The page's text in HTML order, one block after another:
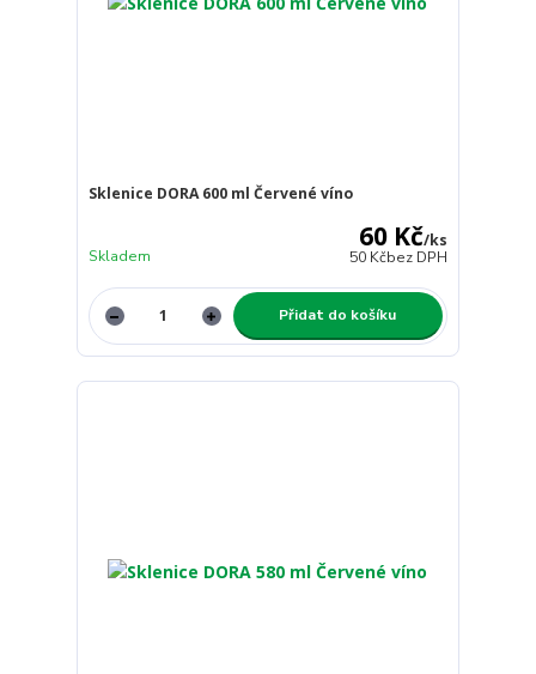
Sklenice DORA 600 ml Červené víno
60 Kč/ks
50 Kčbez DPH
Skladem
Přidat do košíku